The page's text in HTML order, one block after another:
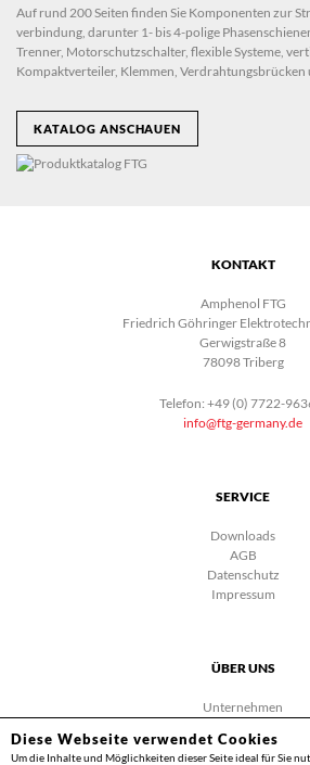
Diese Webseite verwendet Cookies
Um die Inhalte und Möglichkeiten dieser Seite ideal für Sie
Auf rund 200 Seiten finden Sie Komponenten zur
verbindung, darunter 1- bis 4-polige
Trenner, Motorschutzschalter, flexible Systeme,
Kompaktverteiler, Klemmen, Verdrahtungsbrücken
KATALOG ANSCHAUEN
KONTAKT
Amphenol FTG
Friedrich Göhringer
Gerwigstraße 8
78098 Triberg
Telefon: +49 (0) 7722-
info@ftg-germany.de
SERVICE
Downloads
AGB
Datenschutz
Impressum
ÜBER UNS
Unternehmen
Facebook